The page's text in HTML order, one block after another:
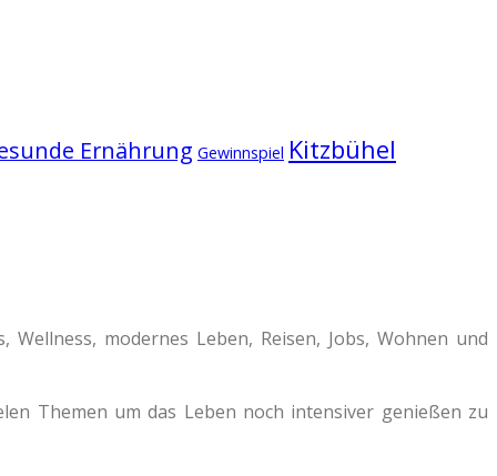
Ernährung Gewinnspiel Kitzbühel
modernes Leben, Reisen, Jobs, Wohnen und
Themen um das Leben noch intensiver genießen zu